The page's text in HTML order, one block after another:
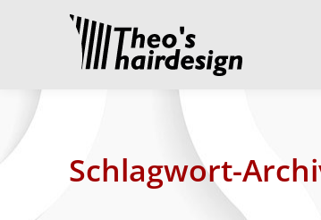
Schlagwort-